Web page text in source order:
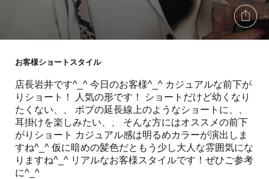
お客様ショートスタイル
店長岩井です^_^ 今日のお客様^_^ カジュアルな前下が
りショート！ 人気の形です！ ショートだけど幼くなり
たくない、、 ボブの延長線上のようなショートに、、
耳掛けを楽しみたい、、 そんな方にはオススメの前下
がりショート カジュアル感は明るめカラーが演出しま
すね^_^ 仮に暗めの髪色だともう少し大人な雰囲気にな
りますね^_^ リアルなお客様スタイルです！ぜひご参考
に^_^